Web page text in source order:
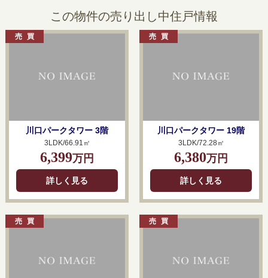
この物件の売り出し中住戸情報
川口パークタワー 3階
3LDK/66.91㎡
6,399万円
詳しく見る
川口パークタワー 19階
3LDK/72.28㎡
6,380万円
詳しく見る